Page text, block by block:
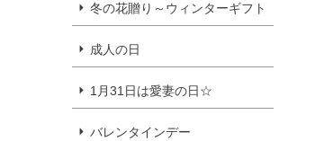
冬の花贈り～ウィンターギフト
成人の日
1月31日は愛妻の日☆
バレンタインデー